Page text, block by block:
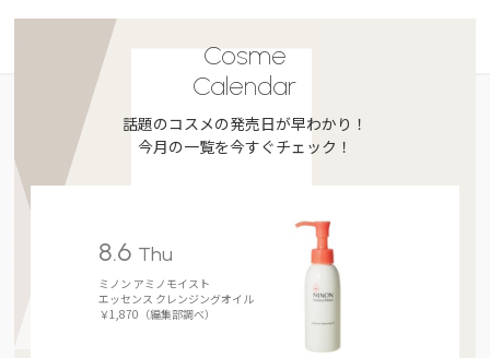
Cosme
Calendar
話題のコスメの発売日が早わかり！
今月の一覧を今すぐチェック！
8.6 Thu
ミノン アミノモイスト
エッセンス クレンジングオイル
￥1,870（編集部調べ）